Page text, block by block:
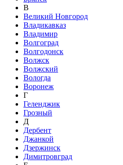
В
Великий Новгород
Владикавказ
Владимир
Волгоград
Волгодонск
Волжск
Волжский
Вологда
Воронеж
Г
Геленджик
Грозный
Д
Дербент
Джанкой
Дзержинск
Димитровград